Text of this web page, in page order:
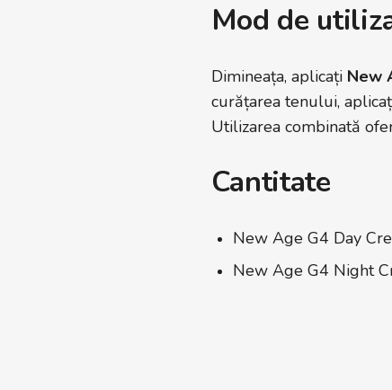
Mod de
Dimineața, aplicați New
curățarea tenului,
Utilizarea combinată
Cantitate
New Age G4 Day
New Age G4 Night